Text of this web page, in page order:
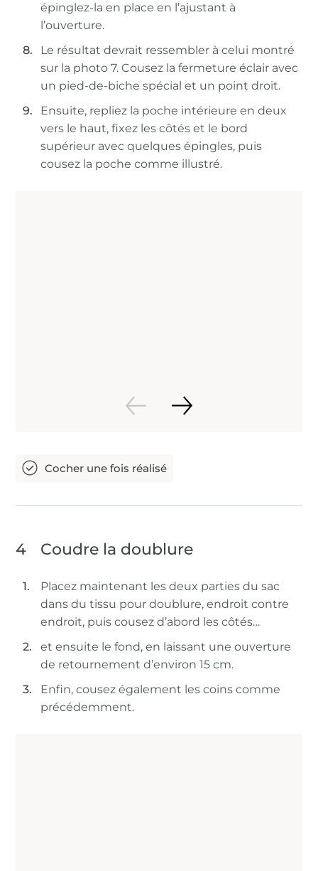
épinglez-la en place en l’ajustant à
l’ouverture.
Le résultat devrait ressembler à celui montré
sur la photo 7. Cousez la fermeture éclair avec
un pied-de-biche spécial et un point droit.
Ensuite, repliez la poche intérieure en deux
vers le haut, fixez les côtés et le bord
supérieur avec quelques épingles, puis
cousez la poche comme illustré.
4 Coudre la doublure
Placez maintenant les deux parties du sac
dans du tissu pour doublure, endroit contre
endroit, puis cousez d’abord les côtés…
et ensuite le fond, en laissant une ouverture
de retournement d’environ 15 cm.
Enfin, cousez également les coins comme
précédemment.